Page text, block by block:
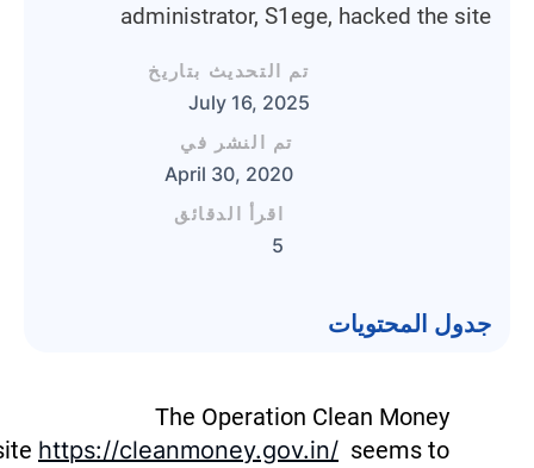
administrator, S1ege, hacked the site
تم التحديث بتاريخ
July 16, 2025
تم النشر في
April 30, 2020
اقرأ الدقائق
5
جدول المحتويات
The Operation Clean Money
https://cleanmoney.gov.in/ seems to